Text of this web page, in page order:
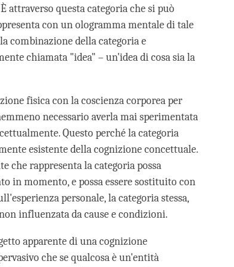
attraverso questa categoria che si può
con un ologramma mentale di tale
combinazione della categoria e
chiamata "idea" – un'idea di cosa sia la
fisica con la coscienza corporea per
necessario averla mai sperimentata
Questo perché la categoria
esistente della cognizione concettuale.
che rappresenta la categoria possa
in momento, e possa essere sostituito con
personale, la categoria stessa,
influenzata da cause e condizioni.
apparente di una cognizione
che se qualcosa è un'entità